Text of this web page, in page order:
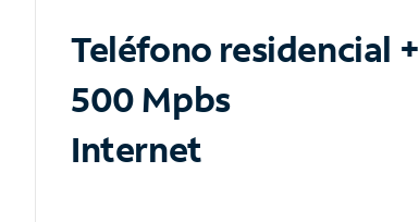
Teléfono residencial +
500 Mpbs
Internet